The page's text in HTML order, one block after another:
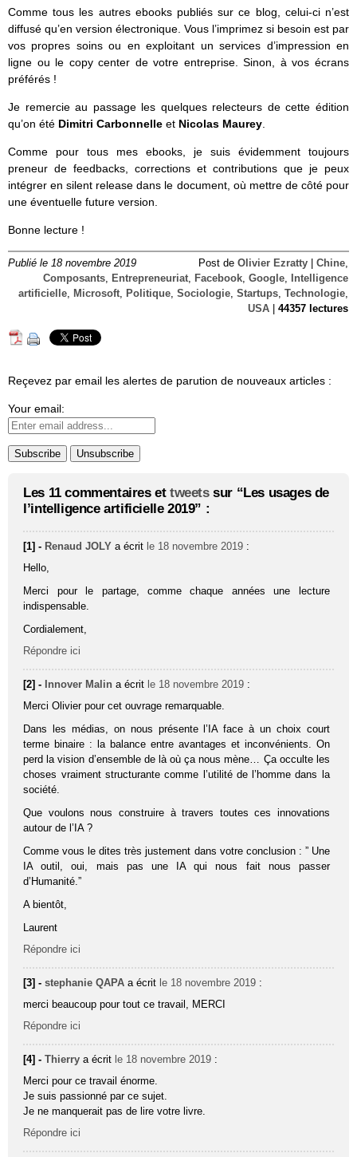
Comme tous les autres ebooks publiés sur ce blog, celui-ci n’est
diffusé qu’en version électronique. Vous l’imprimez si besoin est par
vos propres soins ou en exploitant un services d’impression en
ligne ou le copy center de votre entreprise. Sinon, à vos écrans
préférés !
Je remercie au passage les quelques relecteurs de cette édition
qu’on été Dimitri Carbonnelle et Nicolas Maurey
Comme pour tous mes ebooks, je suis évidemment toujours
preneur de feedbacks, corrections et contributions que je peux
intégrer en silent release dans le document, où mettre de côté pour
une éventuelle future version.
Bonne lecture !
Publié le 18 novembre 2019 Post de Olivier Ezratty Chine,
Composants, Entrepreneuriat, Facebook, Google,
Intelligence
artificielle, Microsoft, Politique, Sociologie, Startups, Technologie,
USA
44357 lectures
Reçevez par email les alertes de parution de nouveaux articles :
Your email:
Les 11 commentaires et tweetssur “Les usages de
l’intelligence artificielle 2019” :
[1] - Renaud JOLY a écrit le 18 novembre 2019 :
Hello,
Merci pour le partage, comme chaque années une lecture
indispensable.
Cordialement,
Répondre ici
[2] - Innover Malin a écrit le 18 novembre 2019 :
Merci Olivier pour cet ouvrage remarquable.
Dans les médias, on nous présente l’IA face à un choix court
terme binaire : la balance entre avantages et inconvénients. On
perd la vision d’ensemble de là où ça nous mène… Ça occulte les
choses vraiment structurante comme l’utilité de l’homme dans la
société.
Que voulons nous construire à travers toutes ces innovations
autour de l’IA ?
Comme vous le dites très justement dans votre conclusion : ” Une
IA outil, oui, mais pas une IA qui nous fait nous passer
d’Humanité.”
A bientôt,
Laurent
Répondre ici
[3] -stephanie QAPA a écrit le 18 novembre 2019 :
merci beaucoup pour tout ce travail, MERCI
Répondre ici
[4] -Thierry a écrit le 18 novembre 2019 :
Merci pour ce travail énorme.
Je suis passionné par ce sujet.
Je ne manquerait pas de lire votre livre.
Répondre ici